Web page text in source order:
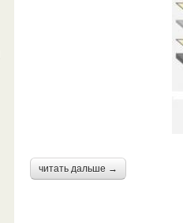
читать дальше →